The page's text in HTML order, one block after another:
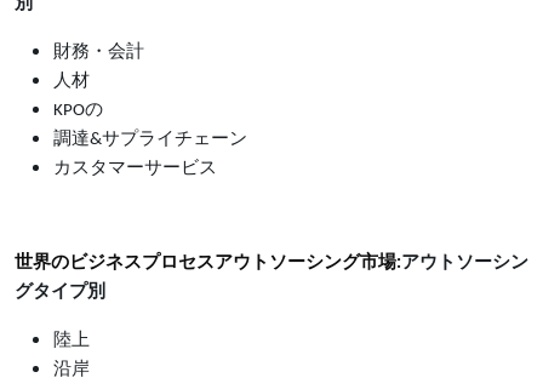
別
財務・会計
人材
KPOの
調達&サプライチェーン
カスタマーサービス
世界のビジネスプロセスアウトソーシング市場: アウトソーシン
グタイプ別
陸上
沿岸